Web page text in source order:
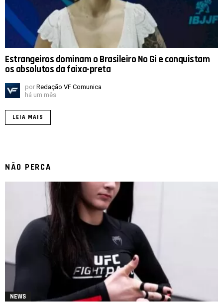
Estrangeiros dominam o Brasileiro No Gi e conquistam
os absolutos da faixa-preta
por Redação VF Comunica
há um mês
LEIA MAIS
NÃO PERCA
NEWS